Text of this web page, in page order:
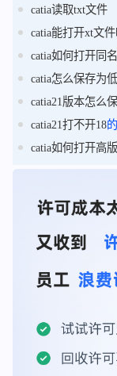
catia读取txt文件
catia能打开xt文
catia如何打开同名
catia怎么保存为
catia21版本怎么
catia21打不开18的
catia如何打开高